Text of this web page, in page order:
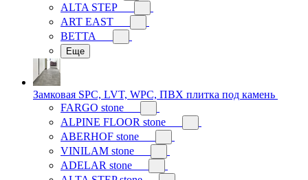
ALTA STEP
ART EAST
BETTA
Еще
Замковая SPC, LVT, WPC, ПВХ плитка под камень
FARGO stone
ALPINE FLOOR stone
ABERHOF stone
VINILAM stone
ADELAR stone